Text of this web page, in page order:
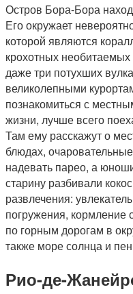
Остров Бора-Бора
Его окружает
которой являются
крохотных
даже три потухших
великолепными
познакомиться с
жизни, лучше всего
Там ему расскажут о
блюдах,
надевать парео, а
старину разбивали
развлечения:
погружения, кормление
по горным дорогам в
также море солнца и
Рио-де-